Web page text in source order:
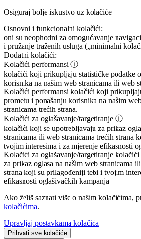
Osiguraj bolje iskustvo uz kolačiće
Osnovni i funkcionalni kolačići:
oni su neophodni za omogućavanje
i pružanje traženih usluga („minimalni
Dodatni kolačići:
Kolačići performansi ⓘ
kolačići koji prikupljaju statističke podatke
korisnika na našim web stranicama ili web
Kolačići performansi kolačići koji
prometu i ponašanju korisnika na našim
stranicama trećih strana.
Kolačići za oglašavanje/targetiranje ⓘ
kolačići koji se upotrebljavaju za prikaz
stranicama ili web stranicama trećih strana
tvojim interesima i za mjerenje efikasnosti
Kolačići za oglašavanje/targetiranje kolačići
za prikaz oglasa na našim web stranicama
strana koji su prilagođeniji tebi i tvojim
efikasnosti oglašivačkih kampanja
Ako želiš saznati više o našim kolačićima,
kolačićima.
Upravljaj postavkama kolačića
Prihvati sve kolačiće